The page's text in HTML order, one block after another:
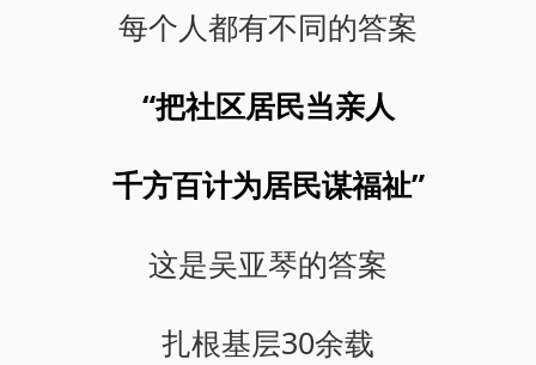
每个人都有不同的答案
“把社区居民当亲人
千方百计为居民谋福祉”
这是吴亚琴的答案
扎根基层30余载